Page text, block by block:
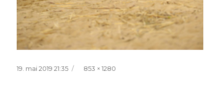
Postitatud
19. mai 2019 21:35 Täissuurus
853 × 1280